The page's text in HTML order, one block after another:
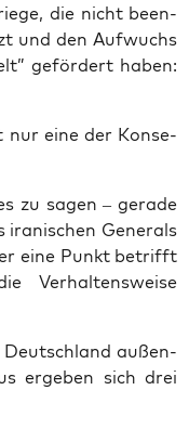
die nicht been­
und den Auf­wuchs
geför­dert haben:
nur eine der Kon­se­
zu sagen – gera­de
ira­ni­schen Gene­rals
eine Punkt betrifft
Ver­hal­tens­wei­se
Deutsch­land außen­
erge­ben sich drei